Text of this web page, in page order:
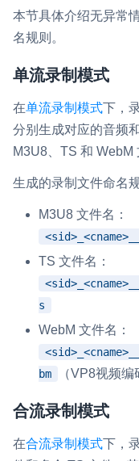
即时通讯 IM
一整套高可靠、低
对接国内外多家
CDN 直播方案
为智能硬件提供优
互动白板
快速实现多人实时
实现智能硬件和微
Status Page
本节具体介绍无异常
名规则。
单流录制模式
在单流录制模式下，
分别生成对应的音频
M3U8、TS 和 WebM
生成的录制文件命名
M3U8 文件名：
TS 文件名：
s
WebM 文件名：
bm
（VP8视频编
合流录制模式
在合流录制模式下，